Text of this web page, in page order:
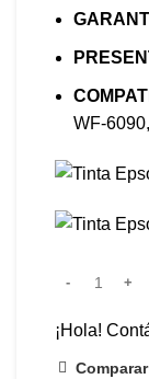
WF-
¡Hola!
Comparar